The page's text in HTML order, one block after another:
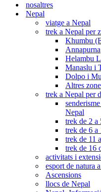
nosaltres
Nepal
viatge a Nepal
trek a Nepal per
Khumbu
Annapurna
Helambu
Manaslu i
Dolpo i
Altres
trek a Nepal per
Nepal
trek de 2 a
trek de 6 a
trek de 11
trek de 16
activitats i
esport de natura
Ascensions
llocs de Nepal